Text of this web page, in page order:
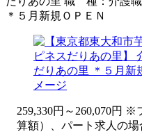
＊５月新規ＯＰＥＮ
259,330円～260,070円
算額）、パート求人の場